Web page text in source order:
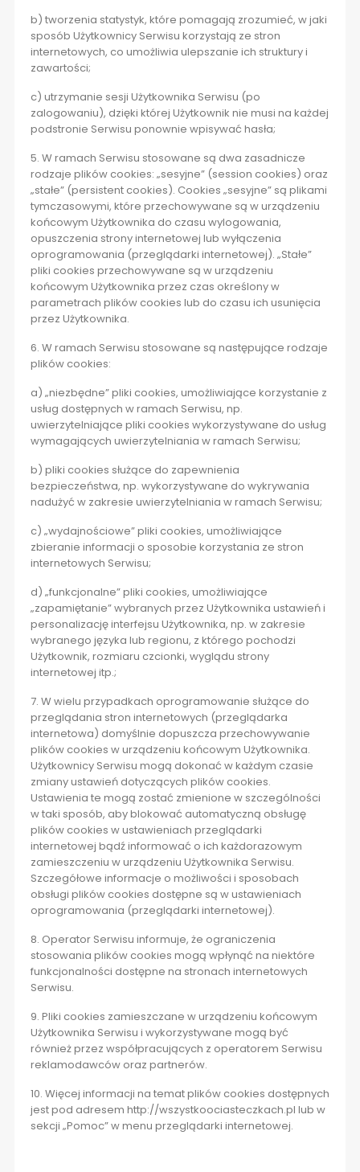
b) tworzenia statystyk, które pomagają zrozumieć, w jaki
sposób Użytkownicy Serwisu korzystają ze stron
internetowych, co umożliwia ulepszanie ich struktury i
zawartości;
c) utrzymanie sesji Użytkownika Serwisu (po
zalogowaniu), dzięki której Użytkownik nie musi na każdej
podstronie Serwisu ponownie wpisywać hasła;
5. W ramach Serwisu stosowane są dwa zasadnicze
rodzaje plików cookies: „sesyjne” (session cookies) oraz
„stałe” (persistent cookies). Cookies „sesyjne” są plikami
tymczasowymi, które przechowywane są w urządzeniu
końcowym Użytkownika do czasu wylogowania,
opuszczenia strony internetowej lub wyłączenia
oprogramowania (przeglądarki internetowej). „Stałe”
pliki cookies przechowywane są w urządzeniu
końcowym Użytkownika przez czas określony w
parametrach plików cookies lub do czasu ich usunięcia
przez Użytkownika.
6. W ramach Serwisu stosowane są następujące rodzaje
plików cookies:
a) „niezbędne” pliki cookies, umożliwiające korzystanie z
usług dostępnych w ramach Serwisu, np.
uwierzytelniające pliki cookies wykorzystywane do usług
wymagających uwierzytelniania w ramach Serwisu;
b) pliki cookies służące do zapewnienia
bezpieczeństwa, np. wykorzystywane do wykrywania
nadużyć w zakresie uwierzytelniania w ramach Serwisu;
c) „wydajnościowe” pliki cookies, umożliwiające
zbieranie informacji o sposobie korzystania ze stron
internetowych Serwisu;
d) „funkcjonalne” pliki cookies, umożliwiające
„zapamiętanie” wybranych przez Użytkownika ustawień i
personalizację interfejsu Użytkownika, np. w zakresie
wybranego języka lub regionu, z którego pochodzi
Użytkownik, rozmiaru czcionki, wyglądu strony
internetowej itp.;
7. W wielu przypadkach oprogramowanie służące do
przeglądania stron internetowych (przeglądarka
internetowa) domyślnie dopuszcza przechowywanie
plików cookies w urządzeniu końcowym Użytkownika.
Użytkownicy Serwisu mogą dokonać w każdym czasie
zmiany ustawień dotyczących plików cookies.
Ustawienia te mogą zostać zmienione w szczególności
w taki sposób, aby blokować automatyczną obsługę
plików cookies w ustawieniach przeglądarki
internetowej bądź informować o ich każdorazowym
zamieszczeniu w urządzeniu Użytkownika Serwisu.
Szczegółowe informacje o możliwości i sposobach
obsługi plików cookies dostępne są w ustawieniach
oprogramowania (przeglądarki internetowej).
8. Operator Serwisu informuje, że ograniczenia
stosowania plików cookies mogą wpłynąć na niektóre
funkcjonalności dostępne na stronach internetowych
Serwisu.
9. Pliki cookies zamieszczane w urządzeniu końcowym
Użytkownika Serwisu i wykorzystywane mogą być
również przez współpracujących z operatorem Serwisu
reklamodawców oraz partnerów.
10. Więcej informacji na temat plików cookies dostępnych
jest pod adresem http://wszystkoociasteczkach.pl lub w
sekcji „Pomoc” w menu przeglądarki internetowej.